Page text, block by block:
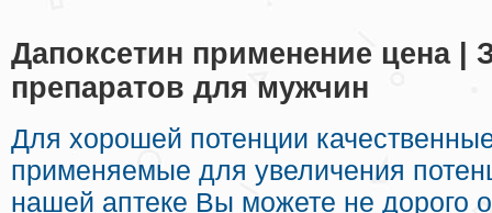
Дапоксетин применение цена |
препаратов для мужчин
Для хорошей потенции
применяемые для увеличения
нашей аптеке Вы можете не дорого